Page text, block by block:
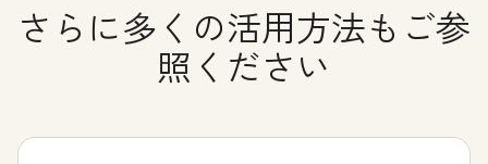
さらに多くの活用方法もご参
照ください